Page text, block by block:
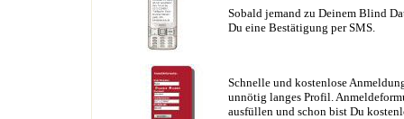
Sobald jemand zu Deinem Blind
Du eine Bestätigung per SMS.
Schnelle und kostenlose
unnötig langes Profil.
ausfüllen und schon bist Du